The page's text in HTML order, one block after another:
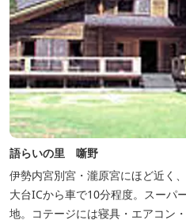
語らいの里 噺野
伊勢内宮別宮・瀧原宮にほど近く
大台ICから車で10分程度。スーパ
地。コテージには寝具・エアコン